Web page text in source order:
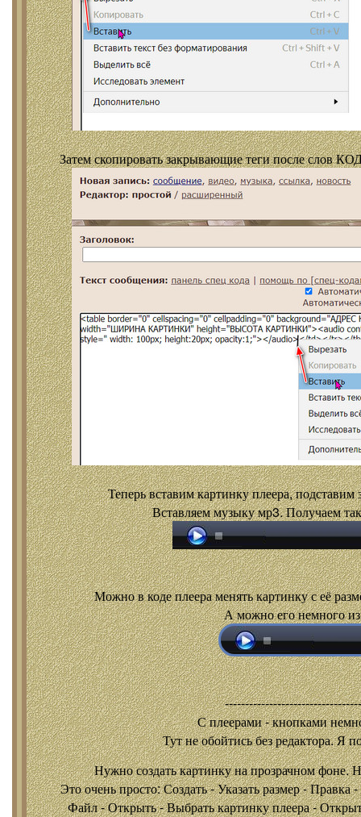
Затем скопировать закрывающие теги после слов
Теперь вставим картинку плеера, подставим
Вставляем музыку мр3. Получаем
Можно в коде плеера менять картинку с её
А можно его немного
С плеерами - кнопками
Тут не обойтись без редактора. Я
Нужно создать картинку на прозрачном фоне.
Это очень просто: Создать - Указать размер -
Файл - Открыть - Выбрать картинку плеера -